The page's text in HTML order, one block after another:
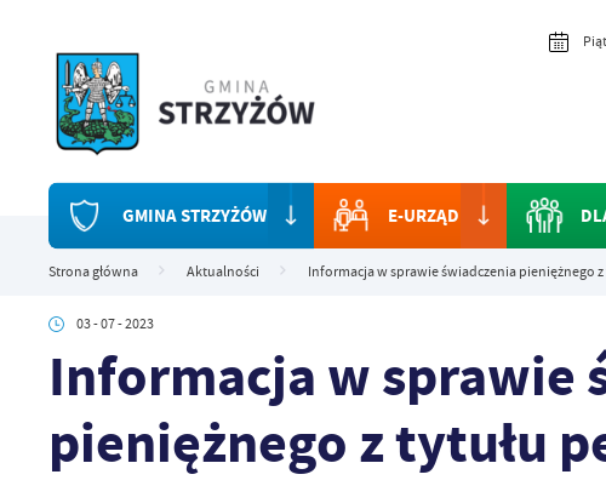
GMINA STRZYŻÓW E-URZĄD
Strona główna Aktualności Informacja w sprawie świadczenia pieniężnego
03 - 07 - 2023
Informacja w sprawie
pieniężnego z tytułu